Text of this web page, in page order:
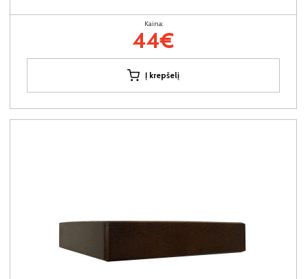
Kaina:
44€
Į krepšelį